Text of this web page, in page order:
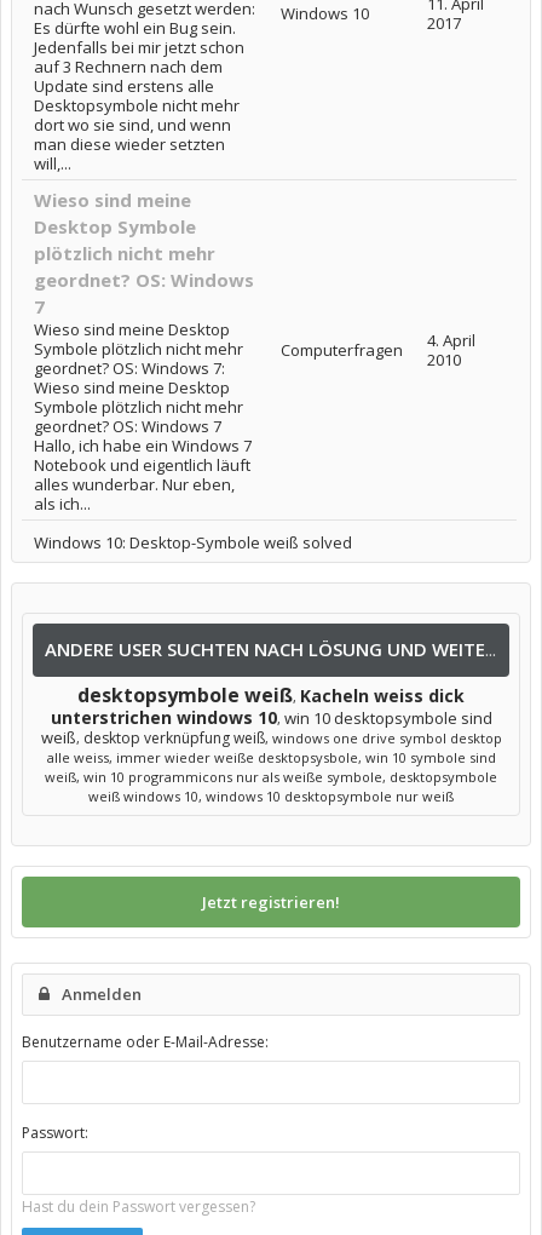
nach Wunsch gesetzt werden:
Es dürfte wohl ein Bug sein.
Jedenfalls bei mir jetzt schon
auf 3 Rechnern nach dem
Update sind erstens alle
Desktopsymbole nicht mehr
dort wo sie sind, und wenn
man diese wieder setzten
will,...
Windows 10
2017
Wieso sind meine
Desktop Symbole
plötzlich nicht mehr
geordnet? OS: Windows
7
Wieso sind meine Desktop
Symbole plötzlich nicht mehr
geordnet? OS: Windows 7:
Wieso sind meine Desktop
Symbole plötzlich nicht mehr
geordnet? OS: Windows 7
Hallo, ich habe ein Windows 7
Notebook und eigentlich läuft
alles wunderbar. Nur eben,
als ich...
Computerfragen
4. April
2010
Windows 10: Desktop-Symbole weiß solved
ANDERE USER SUCHTEN NACH LÖSUNG UND WEITEREN INFOS NACH:
desktopsymbole weiß, Kacheln weiss dick
unterstrichen windows 10, win 10 desktopsymbole sind
weiß, desktop verknüpfung weiß, windows one drive symbol desktop
alle weiss, immer wieder weiße desktopsysbole, win 10 symbole sind
weiß, win 10 programmicons nur als weiße symbole, desktopsymbole
weiß windows 10, windows 10 desktopsymbole nur weiß
Jetzt registrieren!
Anmelden
Benutzername oder E-Mail-Adresse:
Passwort:
Hast du dein Passwort vergessen?